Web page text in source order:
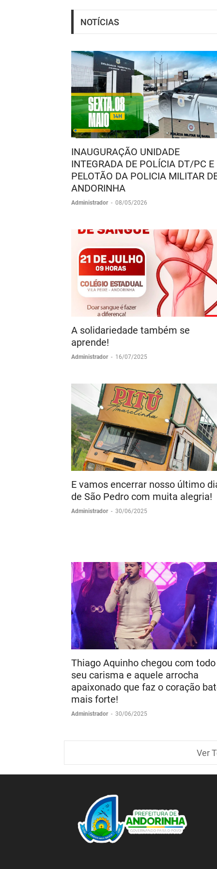
NOTÍCIAS
INAUGURAÇÃO UNIDADE
INTEGRADA DE POLÍCIA DT/PC E
PELOTÃO DA POLICIA MILITAR
ANDORINHA
Administrador - 08/05/2026
A solidariedade também se
aprende!
Administrador - 16/07/2025
E vamos encerrar nosso último
de São Pedro com muita alegria!
Administrador - 30/06/2025
Thiago Aquinho chegou com todo
seu carisma e aquele arrocha
apaixonado que faz o coração
mais forte!
Administrador - 30/06/2025
Ver